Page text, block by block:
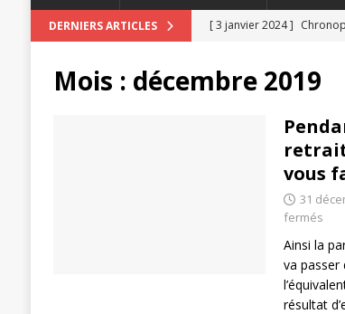
DERNIERS ARTICLES [ 3 janvier 2024 ]
[ 20 novembre 2023 ]
[ 15 novembre 2023 ]
la
Mutuelle :
[ 19 septembre 2025 ] La
SECTEUR POSTAL
[ 16 septembre 2025 ]
Mois : décembre 2019
vous
31
fermés
Ainsi la
va passer
résultat